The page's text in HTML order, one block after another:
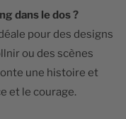
dans le dos ?
pour des designs
ou des scènes
une histoire et
et le courage.